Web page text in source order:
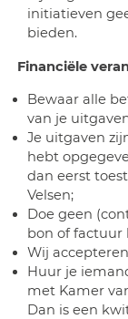
initiatieven
bieden.
Financiële
Bewaar alle
van je
Je uitgaven
hebt
dan eerst
Velsen;
Doe geen
bon of factuur
Wij
Huur je
met Kamer
Dan is een